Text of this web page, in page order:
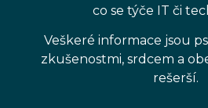
co se týče IT či
Veškeré informace jsou
zkušenostmi, srdcem a
rešerší.